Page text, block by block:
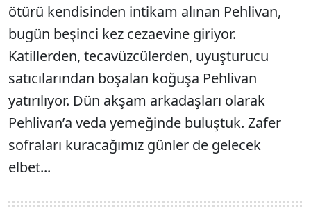
ötürü kendisinden intikam alınan Pehlivan,
bugün beşinci kez cezaevine giriyor.
Katillerden, tecavüzcülerden, uyuşturucu
satıcılarından boşalan koğuşa Pehlivan
yatırılıyor. Dün akşam arkadaşları olarak
Pehlivan’a veda yemeğinde buluştuk. Zafer
sofraları kuracağımız günler de gelecek
elbet...